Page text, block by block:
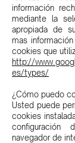
información
mediante la
apropiada de
mas
cookies que
http://
es/types/
¿Cómo puedo
Usted puede
cookies
navegador de